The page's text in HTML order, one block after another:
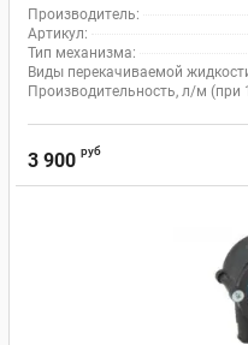
Производитель:
Артикул:
Тип механизма:
Виды перекачиваемой
Производительность, л/м (при
3 900 руб